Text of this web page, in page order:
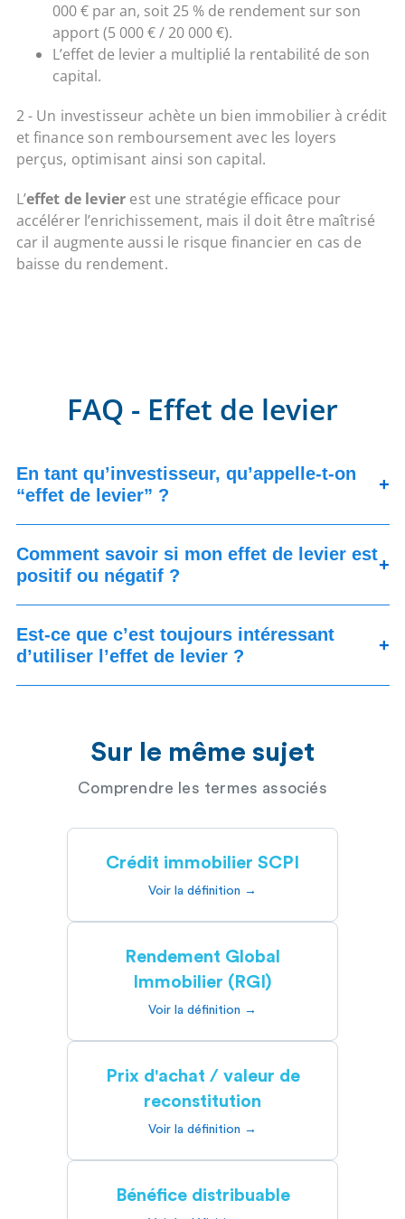
000 € par an, soit 25 % de rendement sur son
apport (5 000 € / 20 000 €).
L’effet de levier a multiplié la rentabilité de son
capital.
2 - Un investisseur achète un bien immobilier à crédit
et finance son remboursement avec les loyers
perçus, optimisant ainsi son capital.
L’effet de levier est une stratégie efficace pour
accélérer l’enrichissement, mais il doit être maîtrisé
car il augmente aussi le risque financier en cas de
baisse du rendement.
FAQ - Effet de levier
En tant qu’investisseur, qu’appelle-t-on
“effet de levier” ?
+
Comment savoir si mon effet de levier est
positif ou négatif ?
+
Est-ce que c’est toujours intéressant
d’utiliser l’effet de levier ?
+
Sur le même sujet
Comprendre les termes associés
Crédit immobilier SCPI
Voir la définition →
Rendement Global
Immobilier (RGI)
Voir la définition →
Prix d'achat / valeur de
reconstitution
Voir la définition →
Bénéfice distribuable